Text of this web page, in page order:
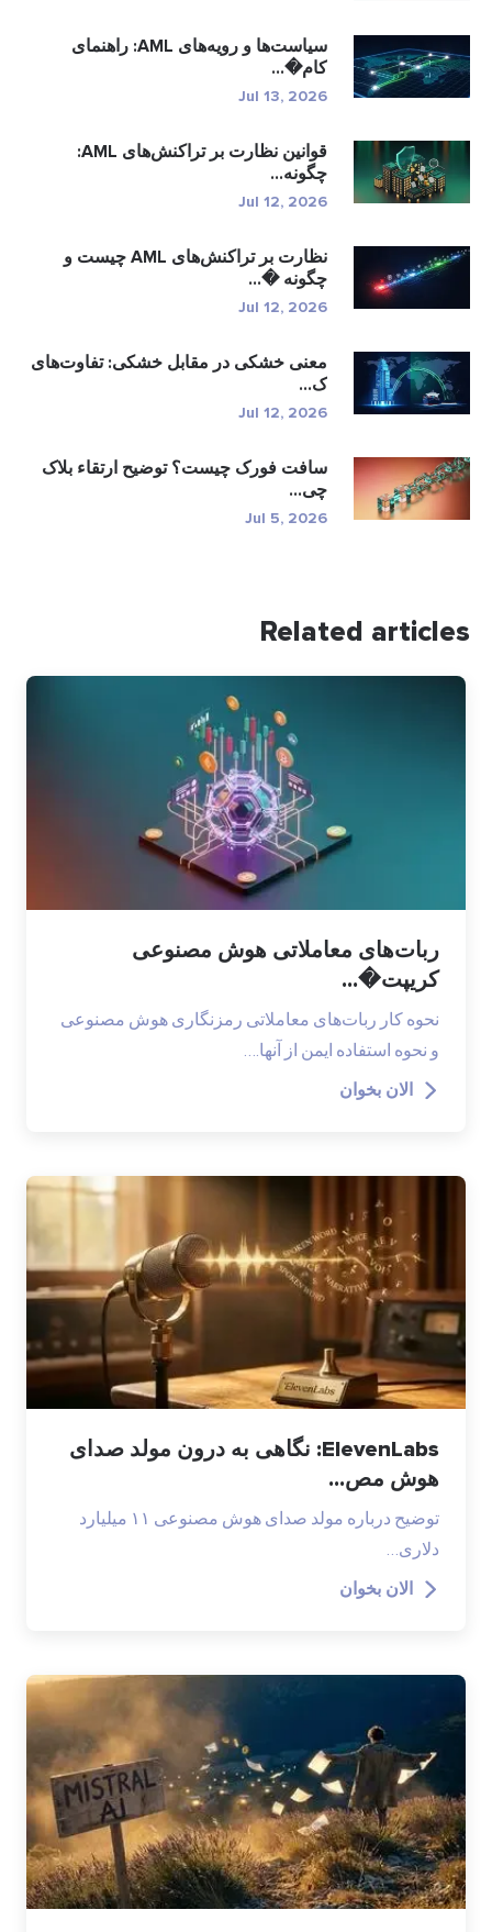
سیاست‌ها و رویه‌های AML: راهنمای
کام�...
Jul 13, 2026
قوانین نظارت بر تراکنش‌های AML:
چگونه...
Jul 12, 2026
نظارت بر تراکنش‌های AML چیست و
چگونه �...
Jul 12, 2026
معنی خشکی در مقابل خشکی: تفاوت‌های
ک...
Jul 12, 2026
سافت فورک چیست؟ توضیح ارتقاء بلاک
چی...
Jul 5, 2026
Related articles
ربات‌های معاملاتی هوش مصنوعی
کریپت�...
نحوه کار ربات‌های معاملاتی رمزنگاری هوش مصنوعی
و نحوه استفاده ایمن از آنها.…
الان بخوان
ElevenLabs: نگاهی به درون مولد صدای
هوش مص...
توضیح درباره مولد صدای هوش مصنوعی ۱۱ میلیارد
دلاری…
الان بخوان